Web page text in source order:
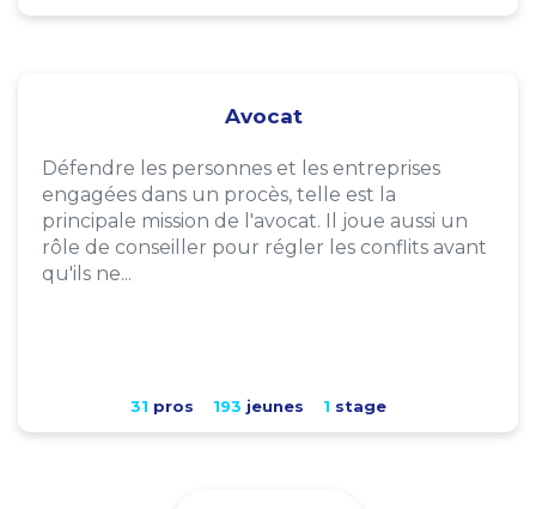
Avocat
Défendre les personnes et les entreprises
engagées dans un procès, telle est la
principale mission de l'avocat. Il joue aussi un
rôle de conseiller pour régler les conflits avant
qu'ils ne...
31 pros 193 jeunes 1 stage